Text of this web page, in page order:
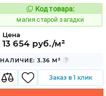
918402
Код товара:
магия старой загадки
Цена
13 654 руб./м²
НАЛИЧИЕ: 3.36 М²
Заказ в 1 клик